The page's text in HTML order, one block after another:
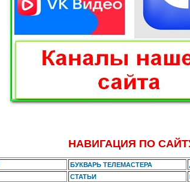
НАВИГАЦИЯ ПО
БУКВАРЬ ТЕЛЕМАСТЕРА
СТАТЬИ